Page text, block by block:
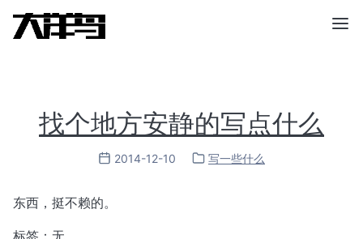
找个地方安静的写点什么
2014-12-10 写一些什么
东西，挺不赖的。
标签：无